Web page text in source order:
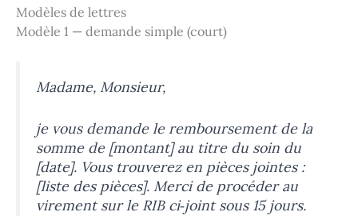
Modèles de lettres
Modèle 1 — demande simple (court)
Madame, Monsieur,
je vous demande le remboursement de la
somme de [montant] au titre du soin du
[date]. Vous trouverez en pièces jointes :
[liste des pièces]. Merci de procéder au
virement sur le RIB ci‑joint sous 15 jours.